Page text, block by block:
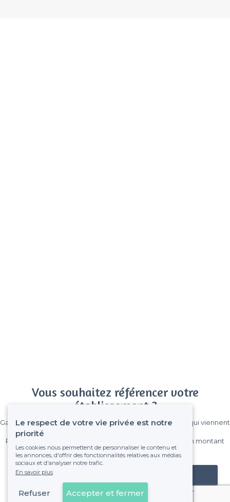
Vous souhaitez référencer votre
établissement ?
Gagnez de nombreux clients parmi le million de visiteurs qui viennent
Pas de commissions et sans engagement, vous payez un montant
fixe sans risque de voir déraper la facture.
Référencer mon établissement
Le respect de votre vie privée est notre
priorité
Les cookies nous permettent de personnaliser le contenu et
les annonces, d'offrir des fonctionnalités relatives aux médias
sociaux et d'analyser notre trafic.
En savoir plus
Refuser Accepter et fermer